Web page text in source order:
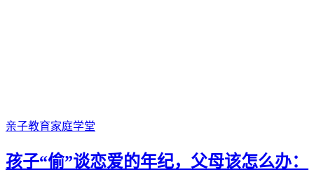
亲子教育家庭学堂
孩子“偷”谈恋爱的年纪，父母该怎么办：